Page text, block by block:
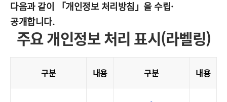
다음과 같이 「개인정보 처리방침」을 수립·
공개합니다.
주요 개인정보 처리 표시(라벨링)
구분 내용 구분 내용